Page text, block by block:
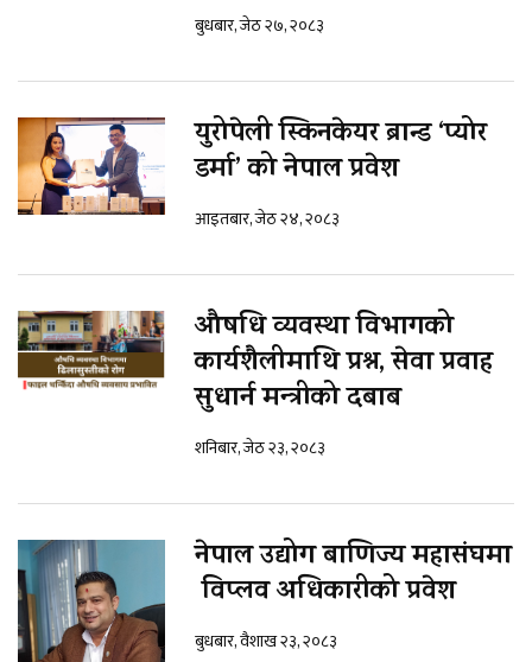
बुधबार, जेठ २७, २०८३
युरोपेली स्किनकेयर ब्रान्ड ‘प्योर
डर्मा’ को नेपाल प्रवेश
आइतबार, जेठ २४, २०८३
औषधि व्यवस्था विभागको
कार्यशैलीमाथि प्रश्न, सेवा प्रवाह
सुधार्न मन्त्रीको दबाब
शनिबार, जेठ २३, २०८३
नेपाल उद्योग बाणिज्य महासंघमा
विप्लव अधिकारीको प्रवेश
बुधबार, वैशाख २३, २०८३